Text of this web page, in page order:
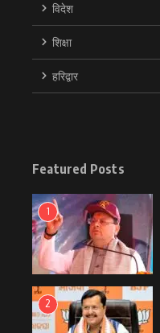
विदेश
शिक्षा
हरिद्वार
Featured Posts
1
2